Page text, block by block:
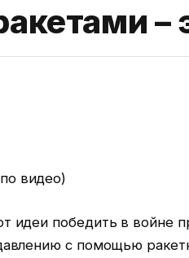
–
видео)
идеи победить в войне
с помощью